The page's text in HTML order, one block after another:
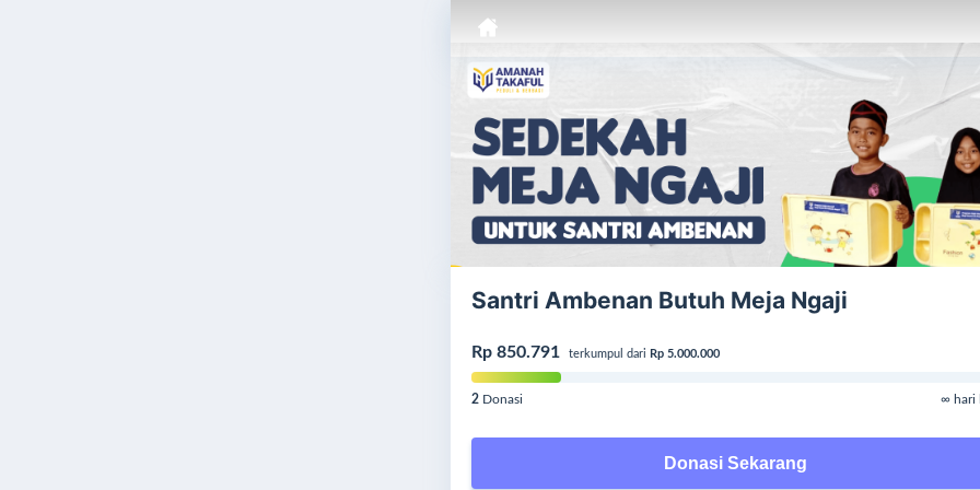
Santri Ambenan Butuh Meja Ngaji
Rp 850.791 terkumpul dari Rp 5.000.000
2 Donasi ∞ hari
Donasi Sekarang